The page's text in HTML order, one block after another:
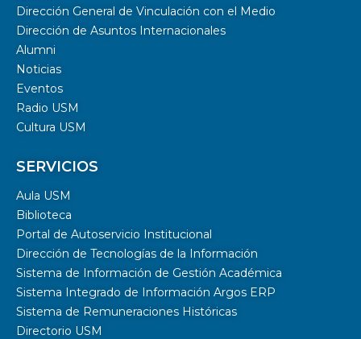
Dirección General de Vinculación con el Medio
Dirección de Asuntos Internacionales
Alumni
Noticias
Eventos
Radio USM
Cultura USM
SERVICIOS
Aula USM
Biblioteca
Portal de Autoservicio Institucional
Dirección de Tecnologías de la Información
Sistema de Información de Gestión Académica
Sistema Integrado de Información Argos ERP
Sistema de Remuneraciones Históricas
Directorio USM